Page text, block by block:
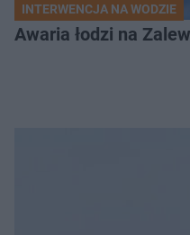
INTERWENCJA NA WODZIE
Awaria łodzi na